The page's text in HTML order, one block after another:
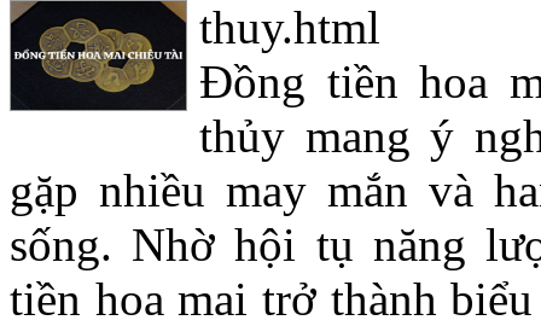
thuy.html
Đồng tiền hoa
thủy mang ý
gặp nhiều may mắn và
sống. Nhờ hội tụ năng
tiền hoa mai trở thành